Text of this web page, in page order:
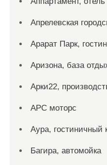
Апрелевская
Арарат Парк,
Аризона, база
Арки22,
АРС моторс
Аура, гостиничный
Багира, автомойка